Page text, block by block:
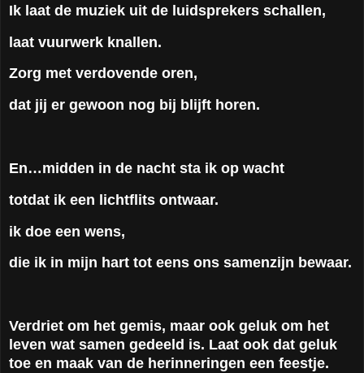
Ik laat de muziek uit de luidsprekers schallen,
laat vuurwerk knallen.
Zorg met verdovende oren,
dat jij er gewoon nog bij blijft horen.
En…midden in de nacht sta ik op wacht
totdat ik een lichtflits ontwaar.
ik doe een wens,
die ik in mijn hart tot eens ons samenzijn bewaar.
Verdriet om het gemis, maar ook geluk om het
leven wat samen gedeeld is. Laat ook dat geluk
toe en maak van de herinneringen een feestje.